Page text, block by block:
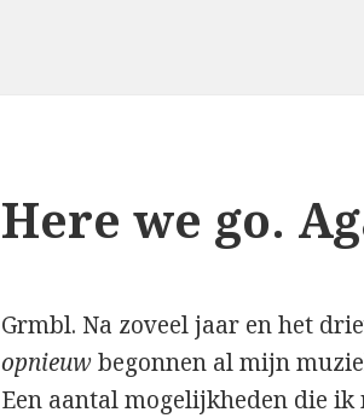
Here we go.
Grmbl. Na zoveel jaar en het
opnieuwbegonnen al mijn
Een aantal mogelijkheden die